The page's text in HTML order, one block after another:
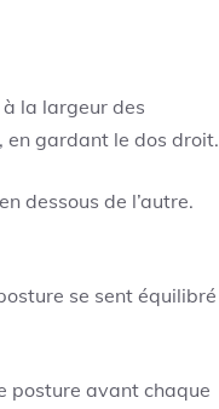
la largeur des
en gardant le dos droit.
dessous de l’autre.
se sent équilibré
posture avant chaque